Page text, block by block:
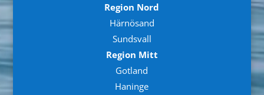
Region Nord
Härnösand
Sundsvall
Region Mitt
Gotland
Haninge